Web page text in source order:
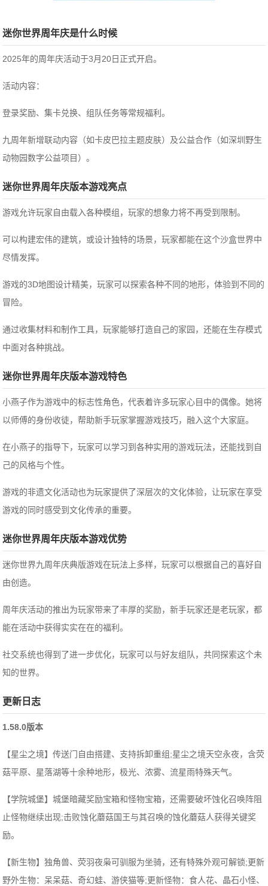
迷你世界周年庆是什么时候
2025年的周年庆活动于3月20日正式开启。
活动内容：
登录奖励、集卡兑换、组队任务等常规福利。
九周年新增联动内容（如卡皮巴拉主题皮肤）及公益合作（如深圳野生
动物园数字公益项目）。
迷你世界周年庆版本游戏亮点
游戏允许玩家自由载入各种模组，玩家的想象力将不再受到限制。
可以构建宏伟的建筑，或设计独特的场景，玩家都能在这个沙盒世界中
尽情发挥。
游戏的3D地图设计精美，玩家可以探索各种不同的地形，体验到不同的
冒险。
通过收集材料和制作工具，玩家能够打造自己的家园，还能在生存模式
中面对各种挑战。
迷你世界周年庆版本游戏特色
小燕子作为游戏中的标志性角色，代表着许多玩家心目中的偶像。她将
以师傅的身份收徒，帮助新手玩家掌握游戏技巧，融入这个大家庭。
在小燕子的指导下，玩家可以学习到各种实用的游戏玩法，还能找到自
己的风格与个性。
游戏的非遗文化活动也为玩家提供了深层次的文化体验，让玩家在享受
游戏的同时感受到文化传承的重要。
迷你世界周年庆版本游戏优势
迷你世界九周年庆典版游戏在玩法上多样，玩家可以根据自己的喜好自
由创造。
周年庆活动的推出为玩家带来了丰厚的奖励，新手玩家还是老玩家，都
能在活动中获得实实在在的福利。
社交系统也得到了进一步优化，玩家可以与好友组队，共同探索这个未
知的世界。
更新日志
1.58.0版本
【星尘之境】传送门自由搭建、支持拆卸重组;星尘之境天空永夜，含荧
菇平原、星落湖等十余种地形，极光、浓雾、流星雨特殊天气。
【学院城堡】城堡暗藏奖励宝箱和怪物宝箱，还需要破坏蚀化召唤阵阻
止怪物继续出现;击败蚀化蘑菇国王与其召唤的蚀化蘑菇人获得关键奖
励。
【新生物】独角兽、荧羽夜枭可驯服为坐骑，还有特殊外观可解锁;更新
野外生物：呆呆菇、奇幻蛙、游侠猫等;更新怪物：食人花、晶石小怪、